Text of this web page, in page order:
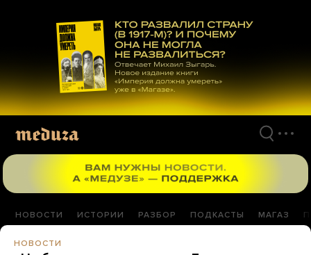
материалам
НОВОСТИ ИСТОРИИ РАЗБОР ПОДКАСТЫ МАГАЗ
НОВОСТИ